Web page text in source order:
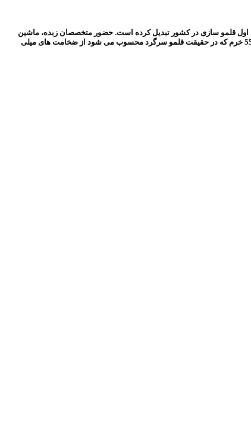
را، به برند اول قلمو سازی در کشور تبدیل کرده است. حضور متخصصان زبده، ماشین
آلات پیشرفته و استفاده از بهترین مواد اولیه اعم از مو طبیعی حیوانات و مو های شیمیایی با کیفیت خرم را تبدیل به گزینه ای عالی برای هنرجویان و اساتید کرده است. سری 555 خرم که در حقیقت قلمو سرگرد محسوب می شود از ضخامت های میلی